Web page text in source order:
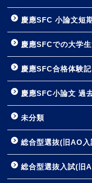
慶應SFC 小論文短
慶應SFCでの大学
慶應SFC合格体験記
慶應SFC小論文 過
未分類
総合型選抜(旧AO
総合型選抜入試(旧